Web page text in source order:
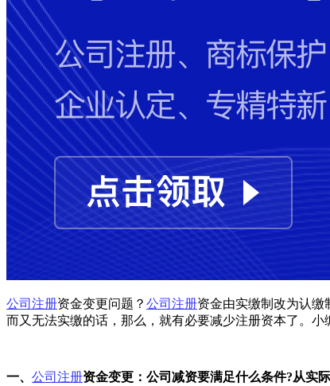
公司注册资金变更问题？ 公司注册资金由实缴制改为认缴
而又无法实缴的话，那么，就有必要减少注册资本了。小
一、 公司注册资金变更：公司减资要满足什么条件?从实